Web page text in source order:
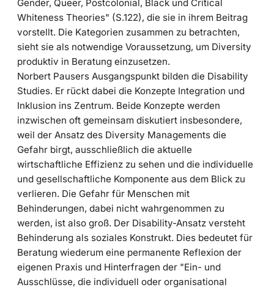
Gender, Queer, Postcolonial, Black und Critical
Whiteness Theories" (S.122), die sie in ihrem Beitrag
vorstellt. Die Kategorien zusammen zu betrachten,
sieht sie als notwendige Voraussetzung, um Diversity
produktiv in Beratung einzusetzen.
Norbert Pausers Ausgangspunkt bilden die Disability
Studies. Er rückt dabei die Konzepte Integration und
Inklusion ins Zentrum. Beide Konzepte werden
inzwischen oft gemeinsam diskutiert insbesondere,
weil der Ansatz des Diversity Managements die
Gefahr birgt, ausschließlich die aktuelle
wirtschaftliche Effizienz zu sehen und die individuelle
und gesellschaftliche Komponente aus dem Blick zu
verlieren. Die Gefahr für Menschen mit
Behinderungen, dabei nicht wahrgenommen zu
werden, ist also groß. Der Disability-Ansatz versteht
Behinderung als soziales Konstrukt. Dies bedeutet für
Beratung wiederum eine permanente Reflexion der
eigenen Praxis und Hinterfragen der "Ein- und
Ausschlüsse, die individuell oder organisational